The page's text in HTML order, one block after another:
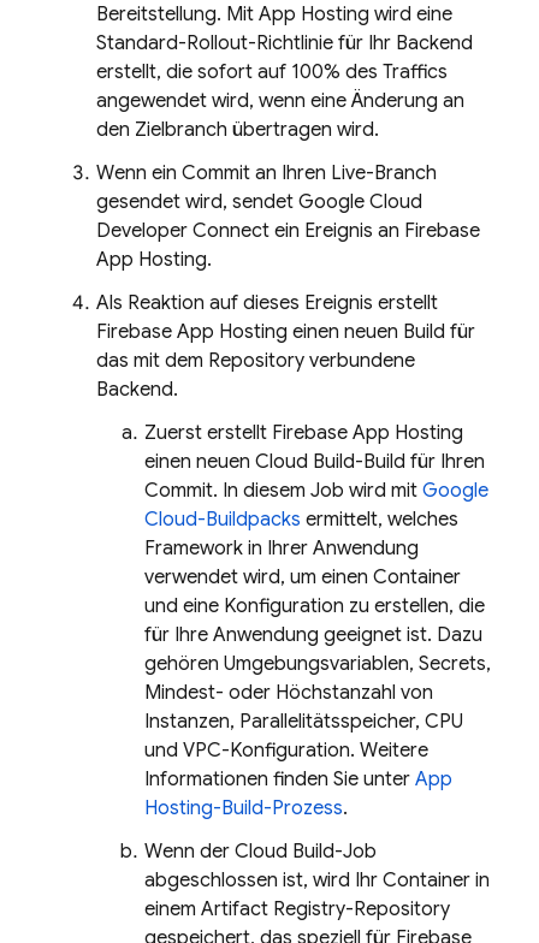
Bereitstellung. Mit App Hosting wird eine
Standard-Rollout-Richtlinie für Ihr Backend
erstellt, die sofort auf 100% des Traffics
angewendet wird, wenn eine Änderung an
den Zielbranch übertragen wird.
Wenn ein Commit an Ihren Live-Branch
gesendet wird, sendet Google Cloud
Developer Connect ein Ereignis an Firebase
App Hosting.
Als Reaktion auf dieses Ereignis erstellt
Firebase App Hosting einen neuen Build für
das mit dem Repository verbundene
Backend.
Zuerst erstellt Firebase App Hosting
einen neuen Cloud Build-Build für Ihren
Commit. In diesem Job wird mit Google
Cloud-Buildpacks ermittelt, welches
Framework in Ihrer Anwendung
verwendet wird, um einen Container
und eine Konfiguration zu erstellen, die
für Ihre Anwendung geeignet ist. Dazu
gehören Umgebungsvariablen, Secrets,
Mindest- oder Höchstanzahl von
Instanzen, Parallelitätsspeicher, CPU
und VPC-Konfiguration. Weitere
Informationen finden Sie unter App
Hosting-Build-Prozess.
Wenn der Cloud Build-Job
abgeschlossen ist, wird Ihr Container in
einem Artifact Registry-Repository
gespeichert, das speziell für Firebase